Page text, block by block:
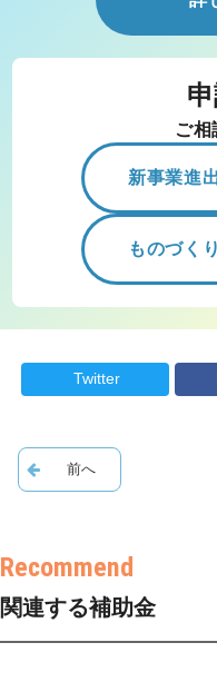
ご相
新事業進
ものづく
Twitter
関連する補助金